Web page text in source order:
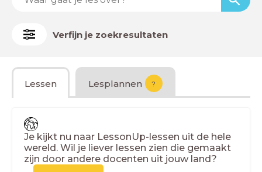
Verfijn je zoekresultaten
Lessen Lesplannen ?
Je kijkt nu naar LessonUp-lessen uit de hele
wereld. Wil je liever lessen zien die gemaakt
zijn door andere docenten uit jouw land?